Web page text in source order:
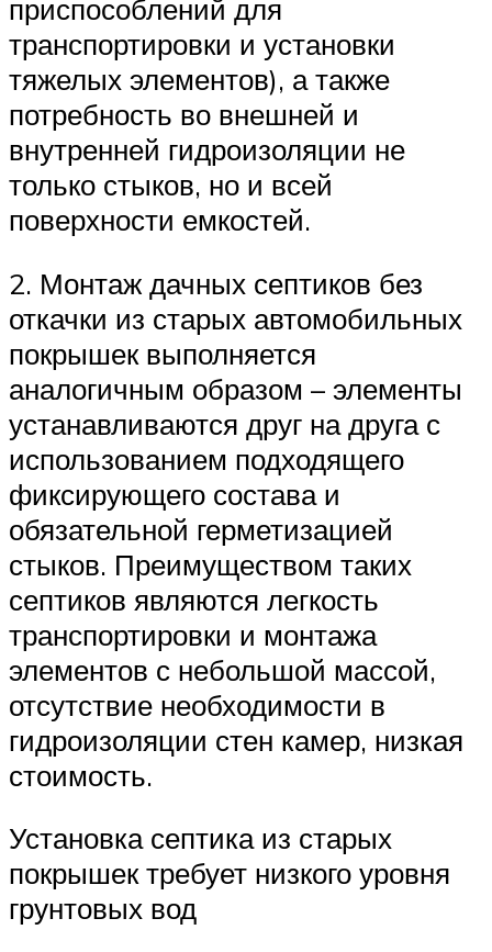
приспособлений для
транспортировки и установки
тяжелых элементов), а также
потребность во внешней и
внутренней гидроизоляции не
только стыков, но и всей
поверхности емкостей.
2. Монтаж дачных септиков без
откачки из старых автомобильных
покрышек выполняется
аналогичным образом – элементы
устанавливаются друг на друга с
использованием подходящего
фиксирующего состава и
обязательной герметизацией
стыков. Преимуществом таких
септиков являются легкость
транспортировки и монтажа
элементов с небольшой массой,
отсутствие необходимости в
гидроизоляции стен камер, низкая
стоимость.
Установка септика из старых
покрышек требует низкого уровня
грунтовых вод